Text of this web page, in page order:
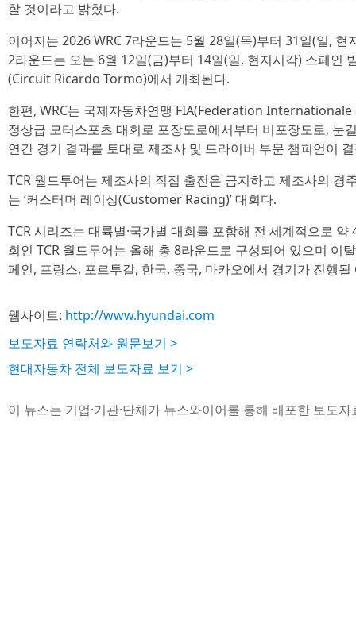
할 것이라고 밝혔다.
이어지는 2026 WRC 7라운드는 5월 28일(목)부터 31일(일, 현
2라운드는 오는 6월 12일(금)부터 14일(일, 현지시각) 스페인
(Circuit Ricardo Tormo)에서 개최된다.
한편, WRC는 국제자동차연맹 FIA(Federation
정상급 모터스포츠 대회로 포장도로에서부터 비포장도로, 눈
연간 경기 결과를 토대로 제조사 및 드라이버 부문 챔피언이
TCR 월드투어는 제조사의 직접 출전은 금지하고 제조사의 경
는 ‘커스터머 레이싱(Customer Racing)’ 대회다.
TCR 시리즈는 대륙별·국가별 대회를 포함해 전 세계적으로
회인 TCR 월드투어는 올해 총 8라운드로 구성되어 있으며 이
페인, 프랑스, 포르투갈, 한국, 중국, 마카오에서 경기가 진행될
웹사이트: http://www.hyundai.com
보도자료 연락처와 원문보기 >
현대자동차 전체 보도자료 보기 >
이 뉴스는 기업·기관·단체가 뉴스와이어를 통해 배포한 보도